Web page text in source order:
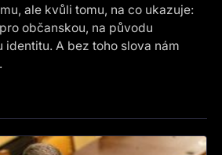
ale kvůli tomu, na co ukazuje:
občanskou, na původu
identitu. A bez toho slova nám